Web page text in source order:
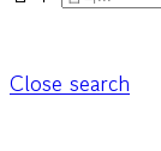
Close search